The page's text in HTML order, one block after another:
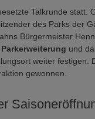
Talkrunde statt.
des Parks der
Bürgermeister
Parkerweiterung und
weiter festigen.
gewonnen.